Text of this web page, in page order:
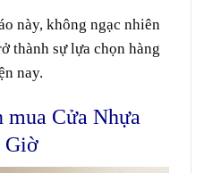
này, không ngạc nhiên
thành sự lựa chọn hàng
nay.
mua Cửa Nhựa
Giờ